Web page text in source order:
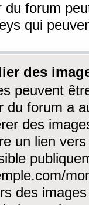
du forum
qui
des
peuvent
du forum a
des
un lien
des